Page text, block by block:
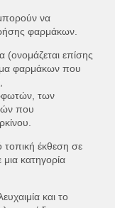
να
φαρμάκων.
επίσης
φαρμάκων που
των
που
έκθεση σε
κατηγορία
και το